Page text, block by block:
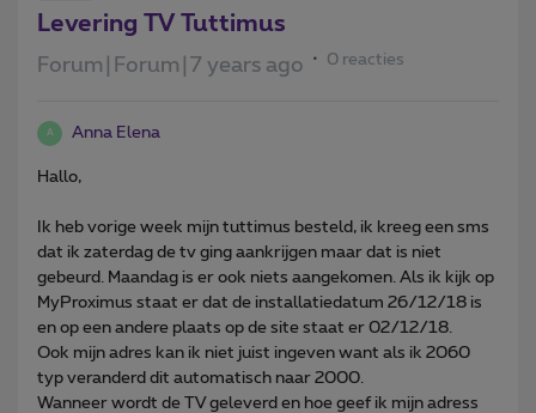
Levering TV Tuttimus
Forum|Forum|7 years ago 0 reacties
A Anna Elena
Hallo,
Ik heb vorige week mijn tuttimus besteld, ik kreeg een sms
dat ik zaterdag de tv ging aankrijgen maar dat is niet
gebeurd. Maandag is er ook niets aangekomen. Als ik kijk op
MyProximus staat er dat de installatiedatum 26/12/18 is
en op een andere plaats op de site staat er 02/12/18.
Ook mijn adres kan ik niet juist ingeven want als ik 2060
typ veranderd dit automatisch naar 2000.
Wanneer wordt de TV geleverd en hoe geef ik mijn adress